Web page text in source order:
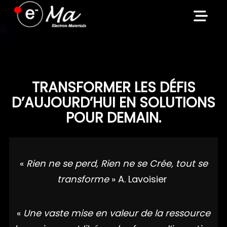
Skip
TRANSFORMER LES DÉFIS
D’AUJOURD’HUI EN SOLUTIONS
POUR DEMAIN.
« Rien ne se perd, Rien ne se Crée, tout se
transforme » A. Lavoisier
« Une vaste mise en valeur de la ressource